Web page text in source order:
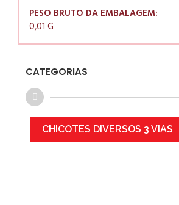
PESO BRUTO DA EMBALAGEM:
0,01 G
CATEGORIAS
CHICOTES DIVERSOS 3 VIAS